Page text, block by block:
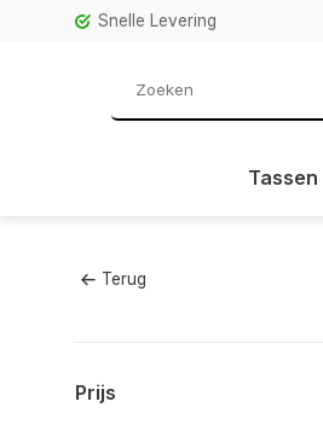
Snelle Levering
Tassen
Terug
Prijs